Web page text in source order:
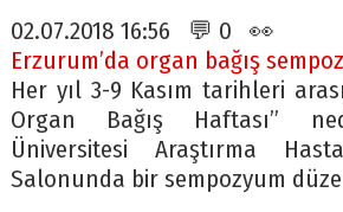
02.07.2018 16:56 💬 0 👀
Erzurum’da organ bağış
Her yıl 3-9 Kasım tarihleri
Organ Bağış Haftası”
Üniversitesi Araştırma
Salonunda bir sempozyum